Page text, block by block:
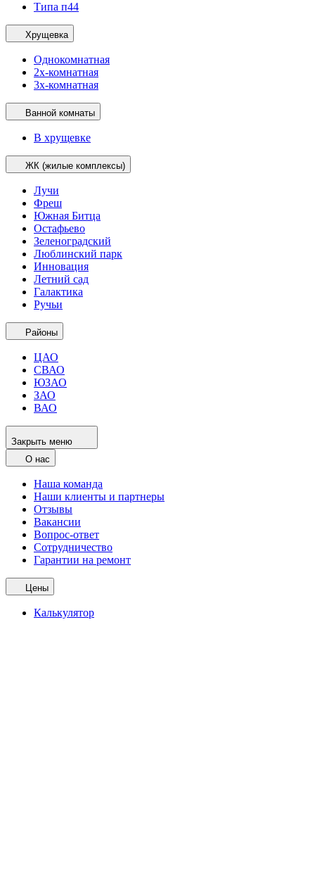
Типа п44
Хрущевка
Однокомнатная
2х-комнатная
3х-комнатная
Ванной комнаты
В хрущевке
ЖК (жилые комплексы)
Лучи
Фреш
Южная Битца
Остафьево
Зеленоградский
Люблинский парк
Инновация
Летний сад
Галактика
Ручьи
Районы
ЦАО
СВАО
ЮЗАО
ЗАО
ВАО
Закрыть меню
О нас
Наша команда
Наши клиенты и партнеры
Отзывы
Вакансии
Вопрос-ответ
Сотрудничество
Гарантии на ремонт
Цены
Калькулятор